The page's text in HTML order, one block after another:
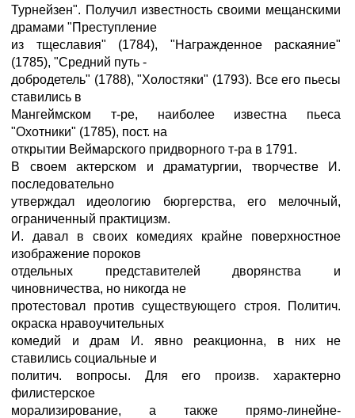
Турнейзен". Получил известность своими мещанскими
драмами "Преступление
из тщеславия" (1784), "Награжденное раскаяние"
(1785), "Средний путь -
добродетель" (1788), "Холостяки" (1793). Все его пьесы
ставились в
Мангеймском т-ре, наиболее известна пьеса
"Охотники" (1785), пост. на
открытии Веймарского придворного т-ра в 1791.
В своем актерском и драматургии, творчестве И.
последовательно
утверждал идеологию бюргерства, его мелочный,
ограниченный практицизм.
И. давал в своих комедиях крайне поверхностное
изображение пороков
отдельных представителей дворянства и
чиновничества, но никогда не
протестовал против существующего строя. Политич.
окраска нравоучительных
комедий и драм И. явно реакционна, в них не
ставились социальные и
политич. вопросы. Для его произв. характерно
филистерское
морализирование, а также прямо-линейне-